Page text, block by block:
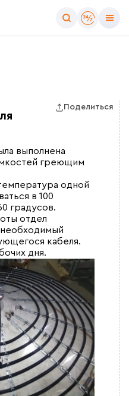
Поделиться
выполнена
греющим
одной
в 100
градусов.
отдел
необходимый
кабеля.
дня.